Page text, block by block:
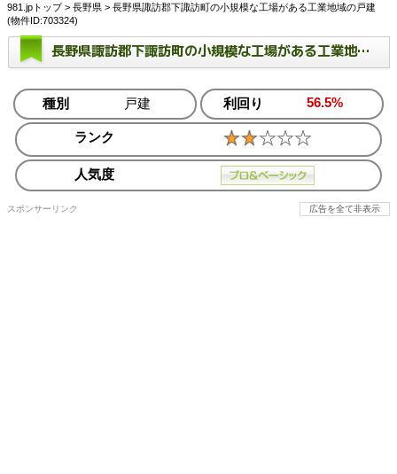
981.jpトップ> 長野県 > 長野県諏訪郡下諏訪町の小規模な工場がある工業地域の戸建
(物件ID:703324)
長野県諏訪郡下諏訪町の小規模な工場がある工業地域の戸建
種別 戸建 利回り 56.5%
ランク
人気度
スポンサーリンク 広告を全て非表示